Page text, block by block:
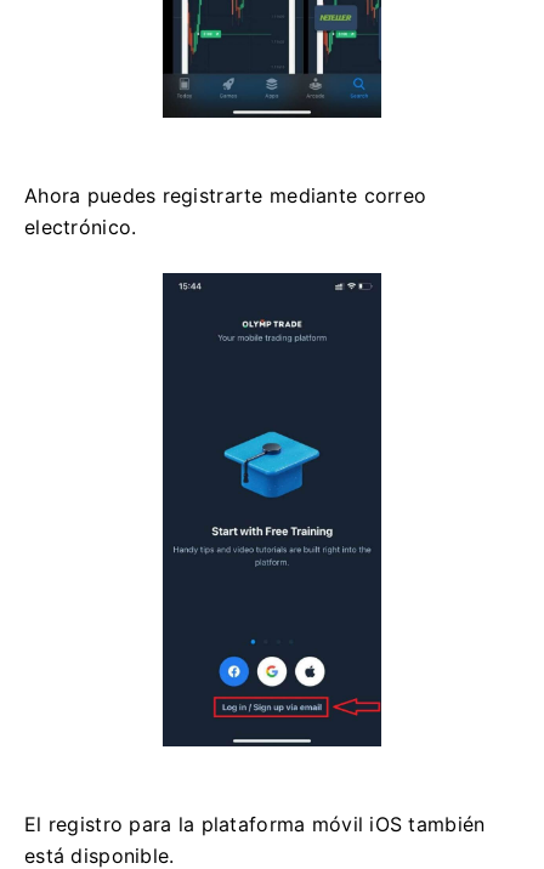
Ahora puedes registrarte mediante correo
electrónico.
El registro para la plataforma móvil iOS también
está disponible.